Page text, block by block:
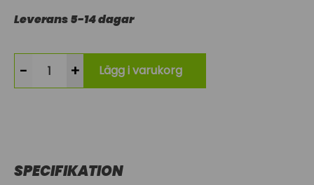
Leverans 5-14 dagar
- + Lägg i varukorg
SPECIFIKATION